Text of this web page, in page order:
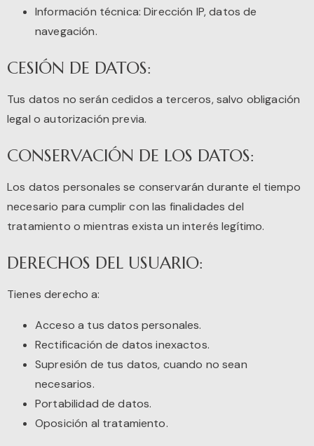
Información técnica: Dirección IP, datos de
navegación.
CESIÓN DE DATOS:
Tus datos no serán cedidos a terceros, salvo obligación
legal o autorización previa.
CONSERVACIÓN DE LOS DATOS:
Los datos personales se conservarán durante el tiempo
necesario para cumplir con las finalidades del
tratamiento o mientras exista un interés legítimo.
DERECHOS DEL USUARIO:
Tienes derecho a:
Acceso a tus datos personales.
Rectificación de datos inexactos.
Supresión de tus datos, cuando no sean
necesarios.
Portabilidad de datos.
Oposición al tratamiento.